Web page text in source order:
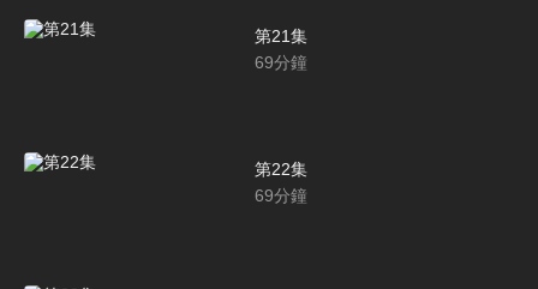
第21集
69分鐘
第22集
69分鐘